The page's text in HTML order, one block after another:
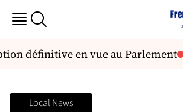
définitive en vue au Parlement
Local News